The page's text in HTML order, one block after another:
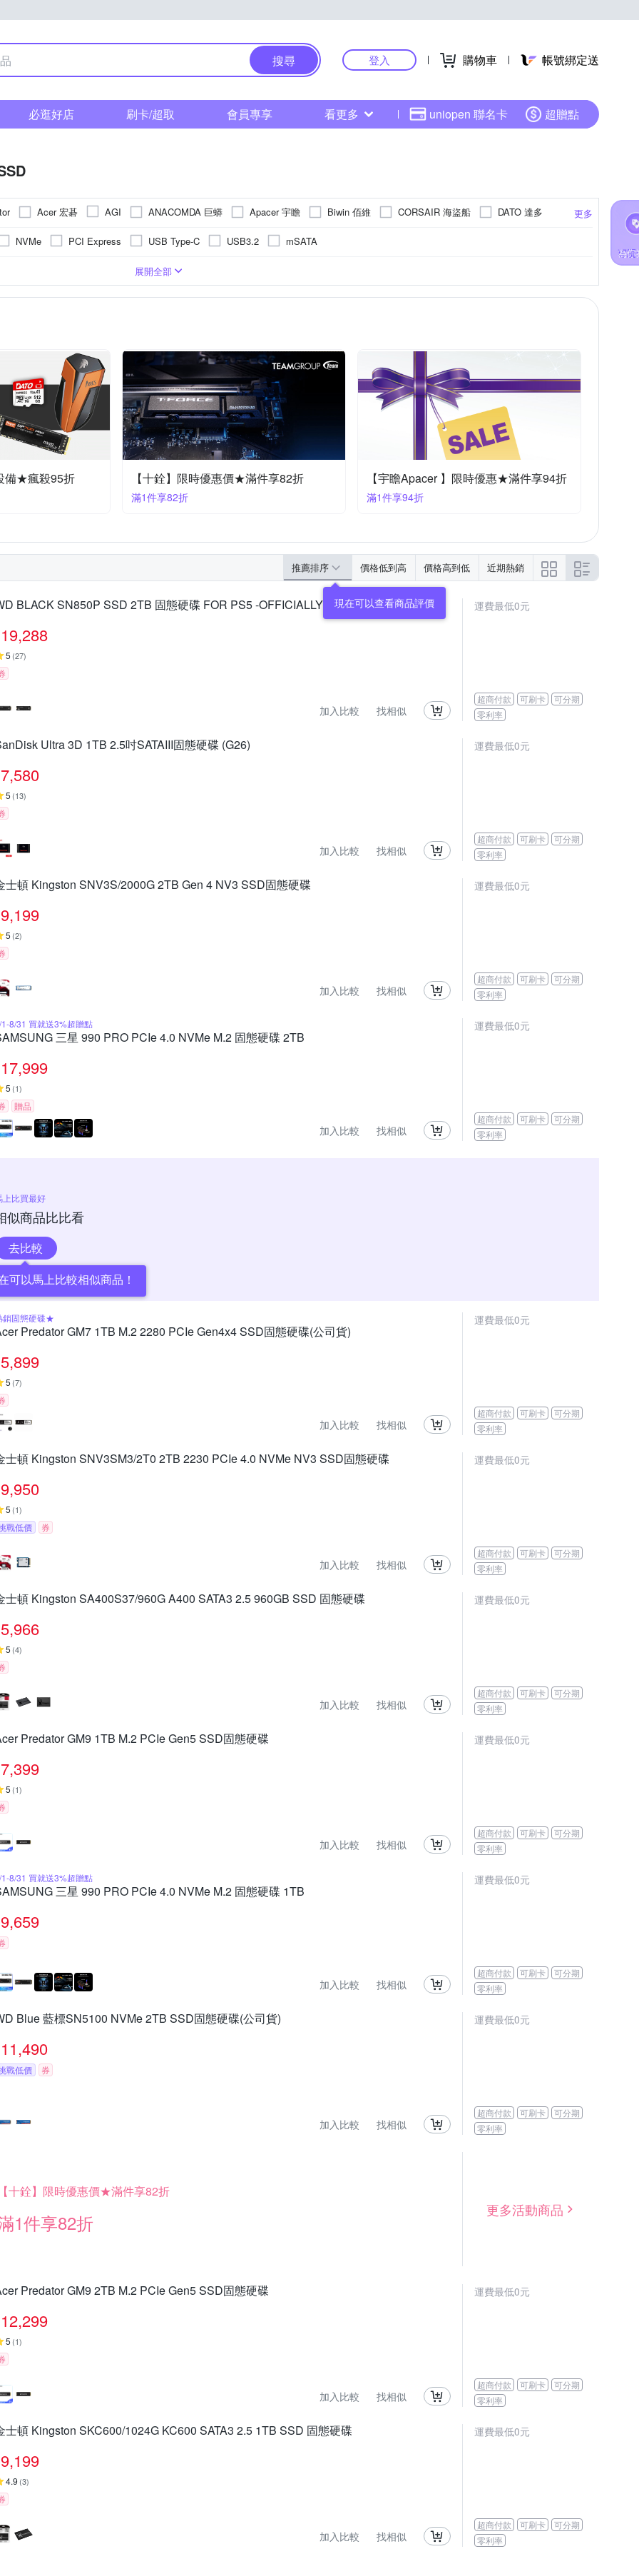
搜尋 登入 購物車 帳號綁定送
必逛好店 刷卡/超取 會員專享 看更多 uniopen 聯名卡 超贈點
更多
Acer 宏碁 AGI ANACOMDA 巨蟒 Apacer 宇瞻 Biwin 佰維 CORSAIR 海盜船
DATO 達多
金士頓
Micron 美光 Neo Forza 凌航 PATRiOT 博帝
NVMe PCI Express USB Type-C USB3.2 mSATA
256GB 128GB
無
展開全部
備★瘋殺95折 【十銓】限時優惠價★滿件享82折
滿1件享82折
【宇瞻Apacer 】限時優惠★滿件享94折
滿1件享94折
推薦排序 價格低到高 價格高到低 近期熱銷
BLACK SN850P SSD 2TB 固態硬碟 FOR PS5 -OFFICIALLY LICENSED
19,288
5 (27)
加入比較 找相似
運費最低0元
超商付款 可刷卡
可分期
零利率
Ultra 3D 1TB 2.5吋SATAIII固態硬碟 (G26)
7,580
5 (13)
加入比較 找相似
運費最低0元
超商付款 可刷卡
可分期
零利率
士頓 Kingston SNV3S/2000G 2TB Gen 4 NV3 SSD固態硬碟
9,199
5 (2)
加入比較 找相似
運費最低0元
超商付款 可刷卡
可分期
零利率
8/31 買就送3%超贈點
三星 990 PRO PCIe 4.0 NVMe M.2 固態硬碟 2TB
17,999
5 (1)
贈品
加入比較 找相似
運費最低0元
超商付款 可刷卡
可分期
零利率
上比買最好
似商品比比看
去比較
可以馬上比較相似商品！
銷固態硬碟★
Predator GM7 1TB M.2 2280 PCIe Gen4x4 SSD固態硬碟(公司貨)
5,899
5 (7)
加入比較 找相似
運費最低0元
超商付款 可刷卡
可分期
零利率
士頓 Kingston SNV3SM3/2T0 2TB 2230 PCIe 4.0 NVMe NV3 SSD固態硬碟
9,950
5 (1)
戰低價 券
加入比較 找相似
運費最低0元
超商付款 可刷卡
可分期
零利率
士頓 Kingston SA400S37/960G A400 SATA3 2.5 960GB SSD 固態硬碟
5,966
5 (4)
加入比較 找相似
運費最低0元
超商付款 可刷卡
可分期
零利率
Predator GM9 1TB M.2 PCIe Gen5 SSD固態硬碟
7,399
5 (1)
加入比較 找相似
運費最低0元
超商付款 可刷卡
可分期
零利率
8/31 買就送3%超贈點
三星 990 PRO PCIe 4.0 NVMe M.2 固態硬碟 1TB
9,659
加入比較 找相似
運費最低0元
超商付款 可刷卡
可分期
零利率
Blue 藍標SN5100 NVMe 2TB SSD固態硬碟(公司貨)
11,490
戰低價 券
加入比較 找相似
運費最低0元
超商付款 可刷卡
可分期
零利率
十銓】限時優惠價★滿件享82折
1件享82折
更多活動商品
Predator GM9 2TB M.2 PCIe Gen5 SSD固態硬碟
12,299
5 (1)
加入比較 找相似
運費最低0元
超商付款 可刷卡
可分期
零利率
士頓 Kingston SKC600/1024G KC600 SATA3 2.5 1TB SSD 固態硬碟
9,199
4.9 (3)
加入比較 找相似
運費最低0元
超商付款 可刷卡
可分期
零利率